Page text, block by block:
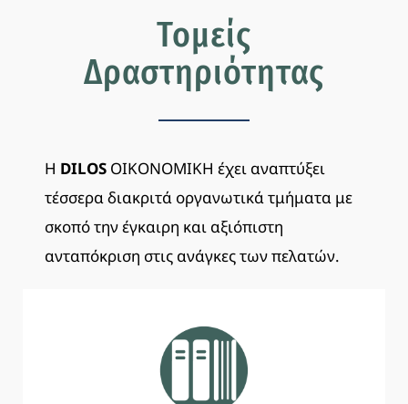
Τομείς
Δραστηριότητας
Η DILOS ΟΙΚΟΝΟΜΙΚΗ έχει αναπτύξει
τέσσερα διακριτά οργανωτικά τμήματα με
σκοπό την έγκαιρη και αξιόπιστη
ανταπόκριση στις ανάγκες των πελατών.